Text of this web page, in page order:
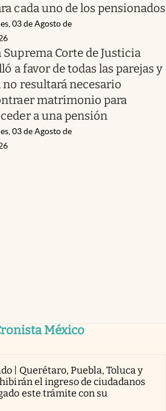
cada uno de los pensionados
03 de Agosto de
Suprema Corte de Justicia
a favor de todas las parejas y
no resultará necesario
matrimonio para
a una pensión
03 de Agosto de
México
| Querétaro, Puebla, Toluca y
el ingreso de ciudadanos
este trámite con su